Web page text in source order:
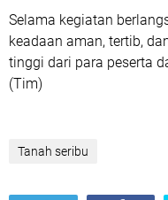
Selama kegiatan
keadaan aman, tertib,
tinggi dari para peserta
(Tim)
Tanah seribu